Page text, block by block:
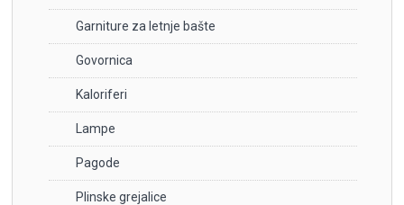
Garniture za letnje bašte
Govornica
Kaloriferi
Lampe
Pagode
Plinske grejalice